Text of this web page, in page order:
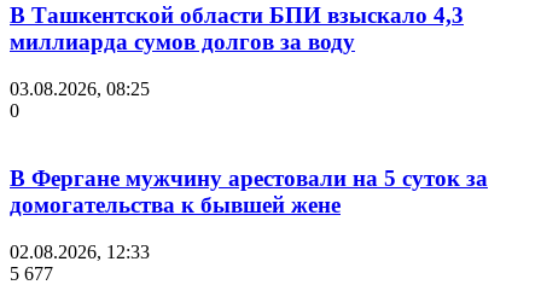
В Ташкентской области БПИ взыскало 4,3
миллиарда сумов долгов за воду
03.08.2026, 08:25
0
В Фергане мужчину арестовали на 5 суток за
домогательства к бывшей жене
02.08.2026, 12:33
5 677